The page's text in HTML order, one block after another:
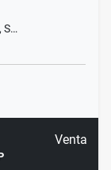
S…
Venta